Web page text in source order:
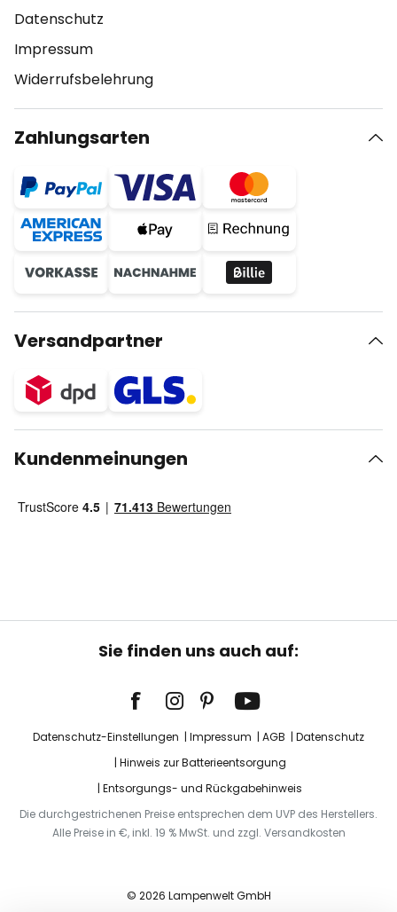
Datenschutz
Impressum
Widerrufsbelehrung
Zahlungsarten
Versandpartner
Kundenmeinungen
Sie finden uns auch auf:
Datenschutz-Einstellungen Impressum AGB
Datenschutz
Hinweis zur Batterieentsorgung
Entsorgungs- und Rückgabehinweis
Die durchgestrichenen Preise entsprechen dem UVP des Herstellers.
Alle Preise in €, inkl. 19 % MwSt. und zzgl. Versandkosten
© 2026 Lampenwelt GmbH